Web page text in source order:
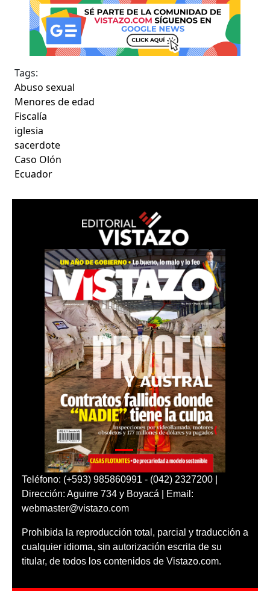
Tags:
Abuso sexual
Menores de edad
Fiscalía
iglesia
sacerdote
Caso Olón
Ecuador
Teléfono: (+593) 985860991 - (042) 2327200 |
Dirección: Aguirre 734 y Boyacá | Email:
webmaster@vistazo.com
Prohibida la reproducción total, parcial y traducción a
cualquier idioma, sin autorización escrita de su
titular, de todos los contenidos de Vistazo.com.